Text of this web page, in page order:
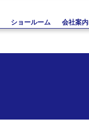
ショールーム 会社案内